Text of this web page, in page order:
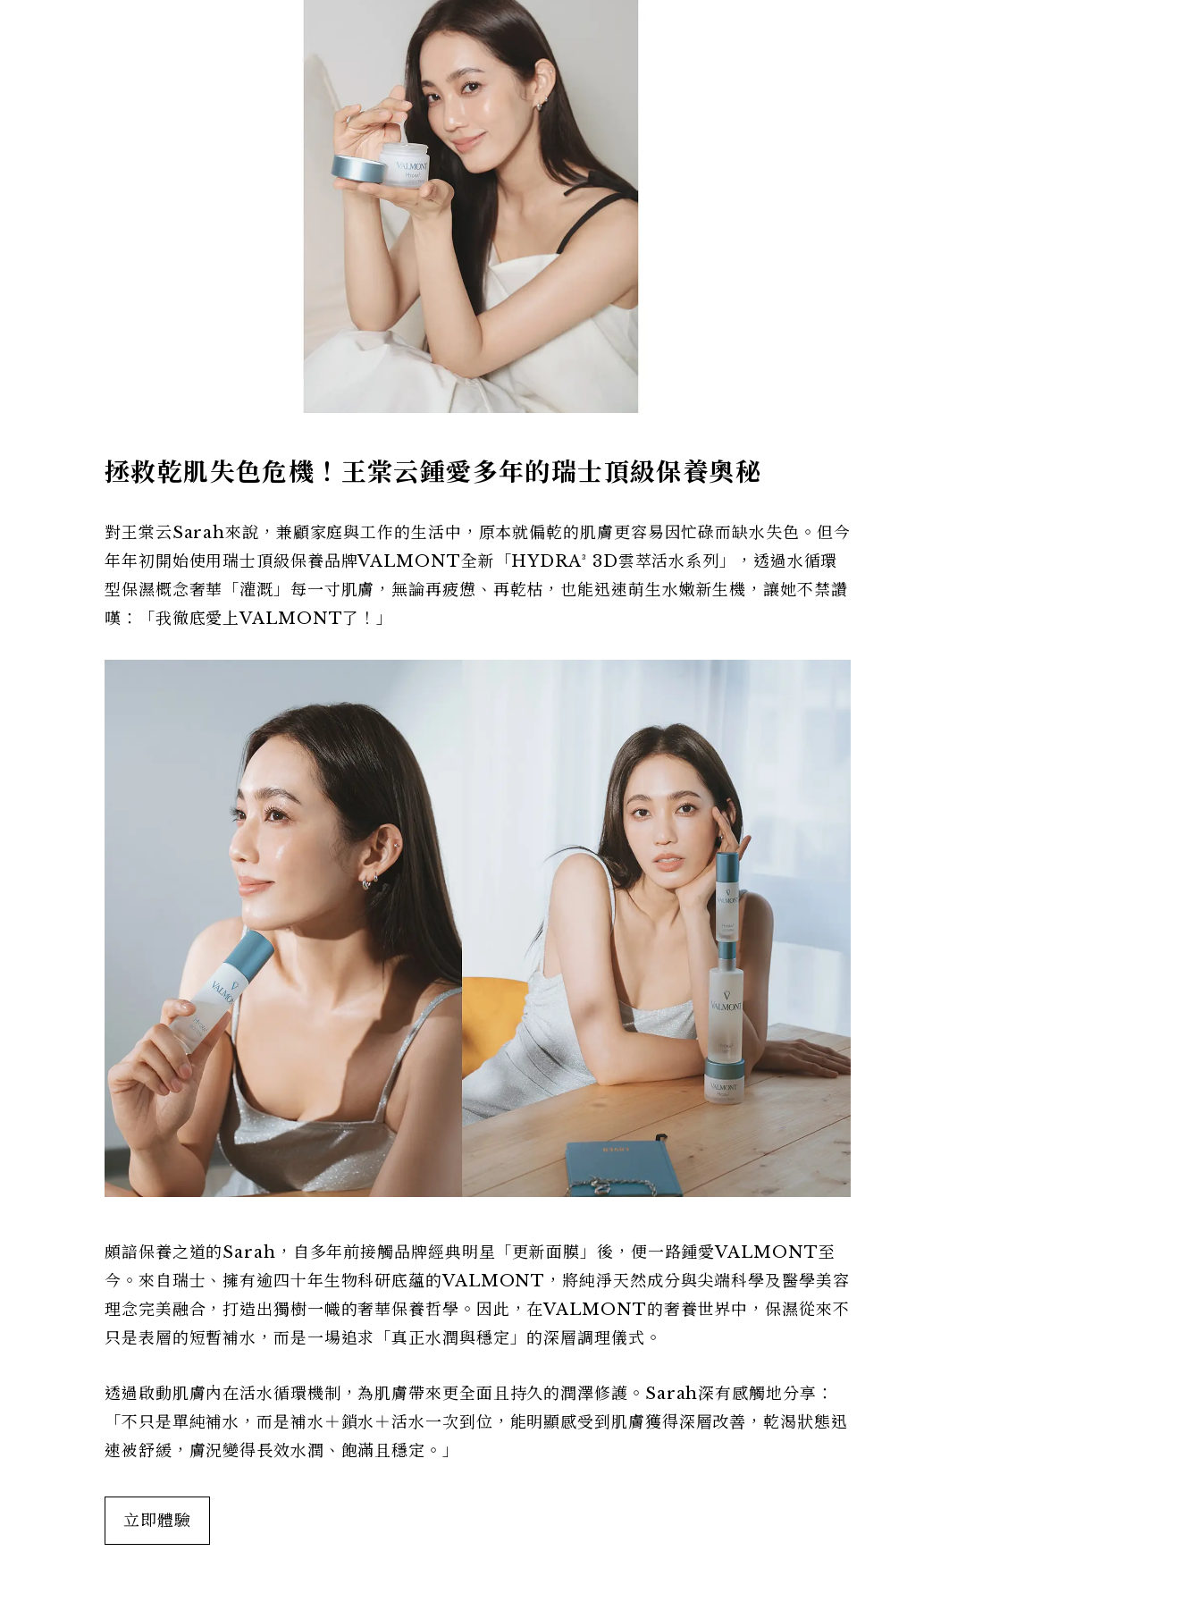
拯救乾肌失色危機！王棠云鍾愛多年的瑞士頂級保養奧秘
對王棠云Sarah來說，兼顧家庭與工作的生活中，原本就偏乾的肌膚更容易因忙碌而缺水失色。但今
年年初開始使用瑞士頂級保養品牌VALMONT全新「HYDRA³ 3D雲萃活水系列」，透過水循環
型保濕概念奢華「灌溉」每一寸肌膚，無論再疲憊、再乾枯，也能迅速萌生水嫩新生機，讓她不禁讚
嘆：「我徹底愛上VALMONT了！」
頗諳保養之道的Sarah，自多年前接觸品牌經典明星「更新面膜」後，便一路鍾愛VALMONT至
今。來自瑞士、擁有逾四十年生物科研底蘊的VALMONT，將純淨天然成分與尖端科學及醫學美容
理念完美融合，打造出獨樹一幟的奢華保養哲學。因此，在VALMONT的奢養世界中，保濕從來不
只是表層的短暫補水，而是一場追求「真正水潤與穩定」的深層調理儀式。
透過啟動肌膚內在活水循環機制，為肌膚帶來更全面且持久的潤澤修護。Sarah深有感觸地分享：
「不只是單純補水，而是補水＋鎖水＋活水一次到位，能明顯感受到肌膚獲得深層改善，乾渴狀態迅
速被舒緩，膚況變得長效水潤、飽滿且穩定。」
立即體驗